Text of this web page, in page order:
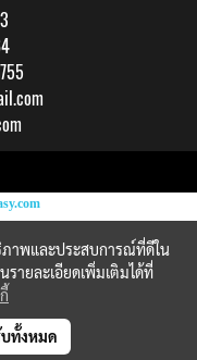
ภาพและประสบการณ์ที่ดีใน
รายละเอียดเพิ่มเติมได้ที่
ทั้งหมด